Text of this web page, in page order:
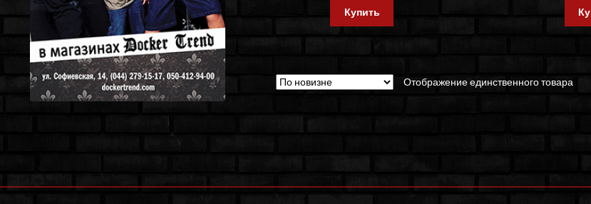
Купить
Отображение единственного товара